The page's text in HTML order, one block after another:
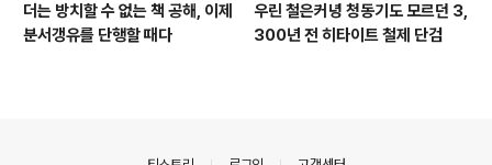
더는 방치할 수 없는 책 공해, 이제
분서갱유를 단행할 때다
우린 철은커녕 청동기도 모르던 3,
300년 전 히타이트 철제 단검